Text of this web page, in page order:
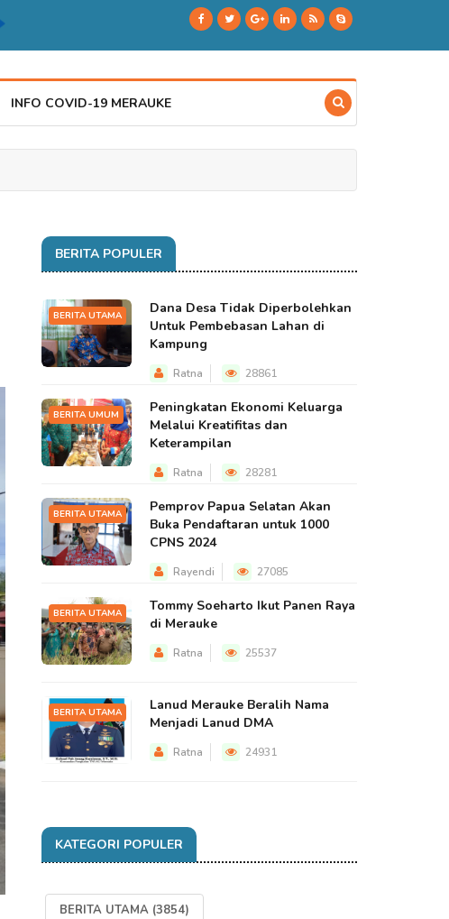
INFO COVID-19 MERAUKE
BERITA POPULER
BERITA UTAMA
Dana Desa Tidak Diperbolehkan
Untuk Pembebasan Lahan di
Kampung
Ratna 28861
BERITA UMUM
Peningkatan Ekonomi Keluarga
Melalui Kreatifitas dan
Keterampilan
Ratna 28281
BERITA UTAMA
Pemprov Papua Selatan Akan
Buka Pendaftaran untuk 1000
CPNS 2024
Rayendi 27085
BERITA UTAMA
Tommy Soeharto Ikut Panen Raya
di Merauke
Ratna 25537
BERITA UTAMA
Lanud Merauke Beralih Nama
Menjadi Lanud DMA
Ratna 24931
KATEGORI POPULER
BERITA UTAMA (3854)